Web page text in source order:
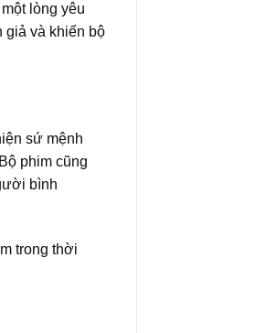
lòng yêu
giả và khiến bộ
sứ mệnh
phim cũng
bình
trong thời